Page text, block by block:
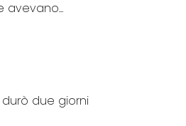
avevano...
due giorni